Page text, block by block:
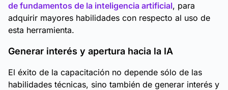
de fundamentos de la inteligencia artificial, para
adquirir mayores habilidades con respecto al uso de
esta herramienta.
Generar interés y apertura hacia la IA
El éxito de la capacitación no depende sólo de las
habilidades técnicas, sino también de generar interés y